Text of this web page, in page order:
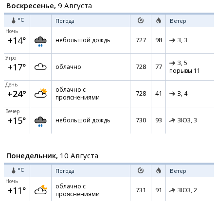
Воскресенье, 9 Августа
°C Погода Ветер
Ночь
+14° небольшой дождь 727 98 З, 3
Утро
+17° облачно 728 77 З, 5
порывы 11
День
+24°
облачно с
прояснениями
728 41 З, 4
Вечер
+15° небольшой дождь 730 93 ЗЮЗ, 3
Понедельник, 10 Августа
°C Погода Ветер
Ночь
+11°
облачно с
прояснениями
731 91 ЗЮЗ, 2